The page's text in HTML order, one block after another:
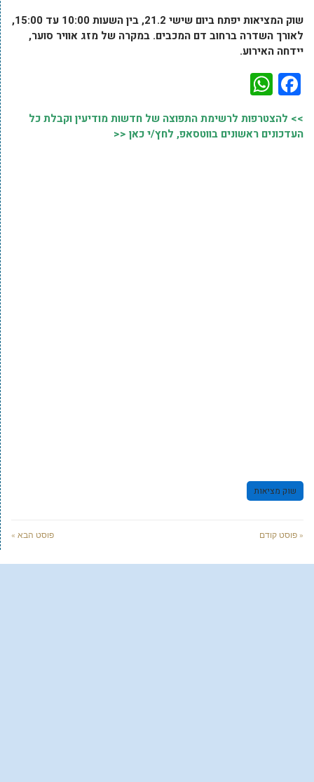
שוק המציאות יפתח ביום שישי 21.2, בין השעות 10:00 עד 15:00,
לאורך השדרה ברחוב דם המכבים. במקרה של מזג אוויר סוער,
יידחה האירוע.
Facebook
>> להצטרפות לרשימת התפוצה של חדשות מודיעין וקבלת כל
העדכונים ראשונים בווטסאפ, לחץ/י כאן <<
שוק מציאות
« פוסט קודם פוסט הבא »